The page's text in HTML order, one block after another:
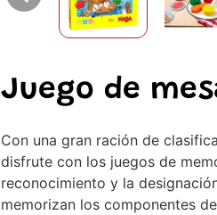
Juego de
Con una gran ración de
disfrute con los juegos de
reconocimiento y la
memorizan los componentes